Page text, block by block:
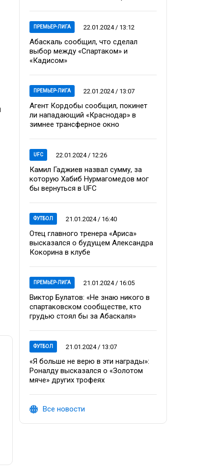
ПРЕМЬЕР-ЛИГА 22.01.2024 / 13:12
Абаскаль сообщил, что сделал
выбор между «Спартаком» и
«Кадисом»
ПРЕМЬЕР-ЛИГА 22.01.2024 / 13:07
Агент Кордобы сообщил, покинет
ли нападающий «Краснодар» в
зимнее трансферное окно
UFC 22.01.2024 / 12:26
Камил Гаджиев назвал сумму, за
которую Хабиб Нурмагомедов мог
бы вернуться в UFC
ФУТБОЛ 21.01.2024 / 16:40
Отец главного тренера «Ариса»
высказался о будущем Александра
Кокорина в клубе
ПРЕМЬЕР-ЛИГА 21.01.2024 / 16:05
Виктор Булатов: «Не знаю никого в
спартаковском сообществе, кто
грудью стоял бы за Абаскаля»
ФУТБОЛ 21.01.2024 / 13:07
«Я больше не верю в эти награды»:
Роналду высказался о «Золотом
мяче» других трофеях
Все новости